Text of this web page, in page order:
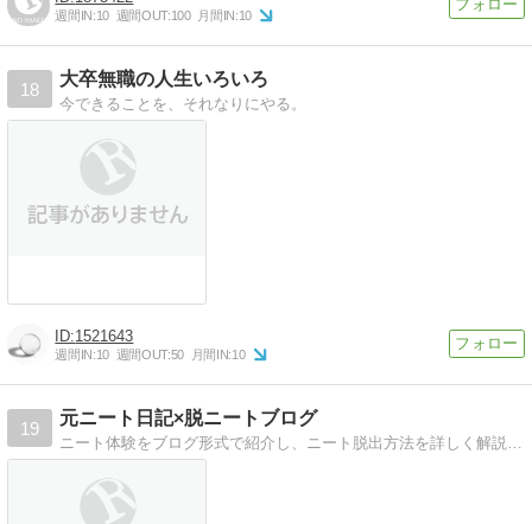
週間IN:10 週間OUT:100 月間IN:10
18
大卒無職の人生いろいろ
今できることを、それなりにやる。
1521643
週間IN:10 週間OUT:50 月間IN:10
19
元ニート日記×脱ニートブログ